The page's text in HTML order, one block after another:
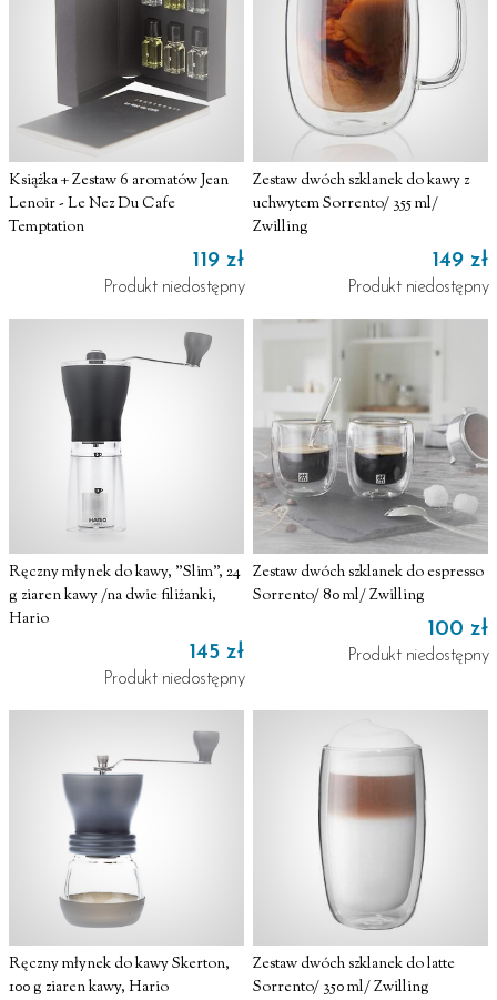
Książka + Zestaw 6 aromatów Jean
Lenoir - Le Nez Du Cafe
Temptation
119 zł
Produkt niedostępny
Zestaw dwóch szklanek do kawy z
uchwytem Sorrento/ 355 ml/
Zwilling
149 zł
Produkt niedostępny
Ręczny młynek do kawy, "Slim", 24
g ziaren kawy /na dwie filiżanki,
Hario
145 zł
Produkt niedostępny
Zestaw dwóch szklanek do espresso
Sorrento/ 80 ml/ Zwilling
100 zł
Produkt niedostępny
Ręczny młynek do kawy Skerton,
100 g ziaren kawy, Hario
Zestaw dwóch szklanek do latte
Sorrento/ 350 ml/ Zwilling